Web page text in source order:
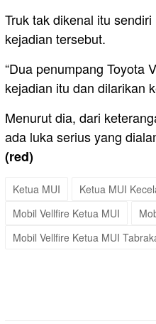
Truk tak dikenal itu
kejadian tersebut.
“Dua penumpang Toyota
kejadian itu dan dilarikan
Menurut dia, dari
ada luka serius yang
(red)
Ketua MUI Ketua MUI
Mobil Vellfire Ketua MUI
Mobil Vellfire Ketua MUI